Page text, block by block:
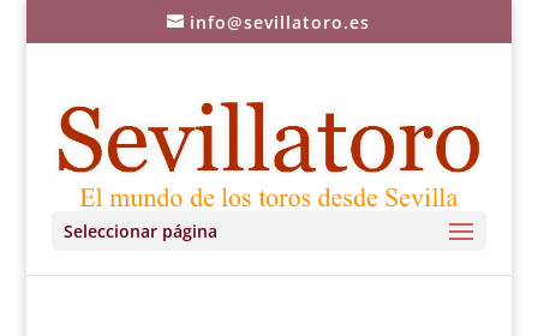
info@sevillatoro.es
Seleccionar página